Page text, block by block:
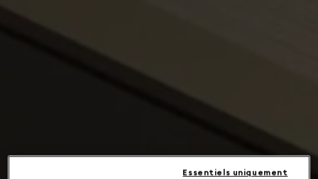
Essentiels uniquement